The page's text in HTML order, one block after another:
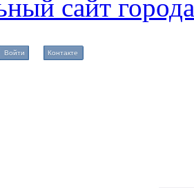
сайт
Войти Контакте